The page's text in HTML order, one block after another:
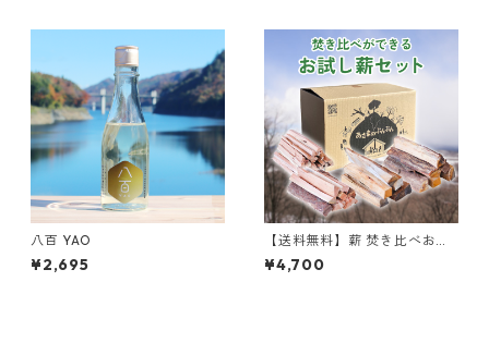
八百 YAO
¥2,695
【送料無料】薪 焚き比べお試
し薪セット（16kg 120サイ
ズ）
¥4,700